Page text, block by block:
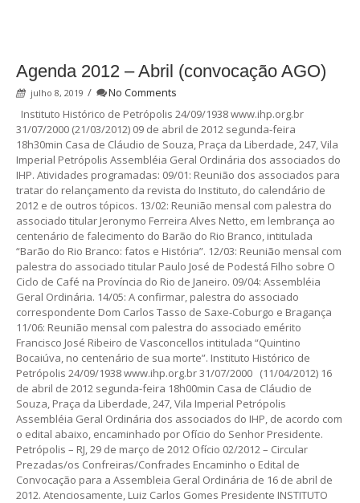
Agenda 2012 – Abril (convocação AGO)
julho 8, 2019 /
No Comments
Instituto Histórico de Petrópolis 24/09/1938 www.ihp.org.br
31/07/2000 (21/03/2012) 09 de abril de 2012 segunda-feira
18h30min Casa de Cláudio de Souza, Praça da Liberdade, 247, Vila
Imperial Petrópolis Assembléia Geral Ordinária dos associados do
IHP. Atividades programadas: 09/01: Reunião dos associados para
tratar do relançamento da revista do Instituto, do calendário de
2012 e de outros tópicos. 13/02: Reunião mensal com palestra do
associado titular Jeronymo Ferreira Alves Netto, em lembrança ao
centenário de falecimento do Barão do Rio Branco, intitulada
“Barão do Rio Branco: fatos e História”. 12/03: Reunião mensal com
palestra do associado titular Paulo José de Podestá Filho sobre O
Ciclo de Café na Província do Rio de Janeiro. 09/04: Assembléia
Geral Ordinária. 14/05: A confirmar, palestra do associado
correspondente Dom Carlos Tasso de Saxe-Coburgo e Bragança
11/06: Reunião mensal com palestra do associado emérito
Francisco José Ribeiro de Vasconcellos intitulada “Quintino
Bocaiúva, no centenário de sua morte”. Instituto Histórico de
Petrópolis 24/09/1938 www.ihp.org.br 31/07/2000 (11/04/2012) 16
de abril de 2012 segunda-feira 18h00min Casa de Cláudio de
Souza, Praça da Liberdade, 247, Vila Imperial Petrópolis
Assembléia Geral Ordinária dos associados do IHP, de acordo com
o edital abaixo, encaminhado por Ofício do Senhor Presidente.
Petrópolis – RJ, 29 de março de 2012 Ofício 02/2012 – Circular
Prezadas/os Confreiras/Confrades Encaminho o Edital de
Convocação para a Assembleia Geral Ordinária de 16 de abril de
2012. Atenciosamente, Luiz Carlos Gomes Presidente INSTITUTO